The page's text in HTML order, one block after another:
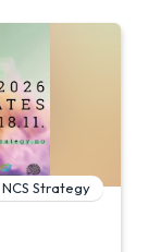
NCS Strategy